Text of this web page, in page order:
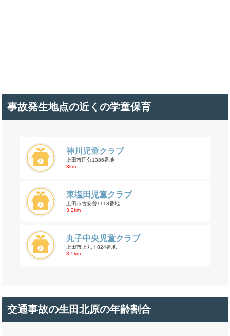
事故発生地点の近くの学童保育
神川児童クラブ
上田市国分1386番地
3km
東塩田児童クラブ
上田市古安曽1113番地
3.2km
丸子中央児童クラブ
上田市上丸子824番地
3.5km
交通事故の生田北原の年齢割合